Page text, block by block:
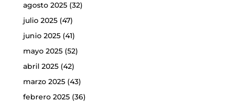
agosto 2025(32)
julio 2025(47)
junio 2025(41)
mayo 2025(52)
abril 2025(42)
marzo 2025(43)
febrero 2025(36)